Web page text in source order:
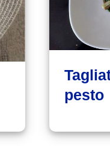
pesto